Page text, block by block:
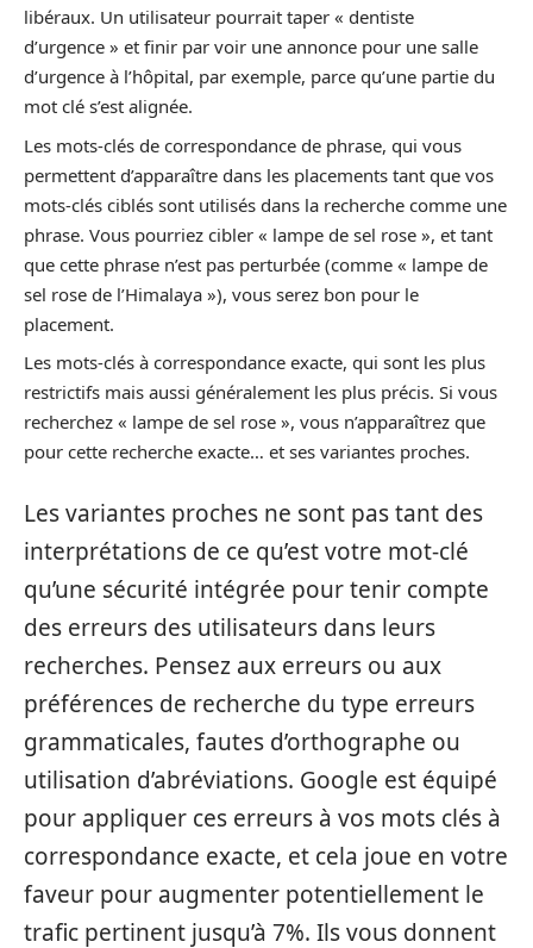
libéraux. Un utilisateur pourrait taper « dentiste
d’urgence » et finir par voir une annonce pour une salle
d’urgence à l’hôpital, par exemple, parce qu’une partie du
mot clé s’est alignée.
Les mots-clés de correspondance de phrase, qui vous
permettent d’apparaître dans les placements tant que vos
mots-clés ciblés sont utilisés dans la recherche comme une
phrase. Vous pourriez cibler « lampe de sel rose », et tant
que cette phrase n’est pas perturbée (comme « lampe de
sel rose de l’Himalaya »), vous serez bon pour le
placement.
Les mots-clés à correspondance exacte, qui sont les plus
restrictifs mais aussi généralement les plus précis. Si vous
recherchez « lampe de sel rose », vous n’apparaîtrez que
pour cette recherche exacte… et ses variantes proches.
Les variantes proches ne sont pas tant des
interprétations de ce qu’est votre mot-clé
qu’une sécurité intégrée pour tenir compte
des erreurs des utilisateurs dans leurs
recherches. Pensez aux erreurs ou aux
préférences de recherche du type erreurs
grammaticales, fautes d’orthographe ou
utilisation d’abréviations. Google est équipé
pour appliquer ces erreurs à vos mots clés à
correspondance exacte, et cela joue en votre
faveur pour augmenter potentiellement le
trafic pertinent jusqu’à 7%. Ils vous donnent